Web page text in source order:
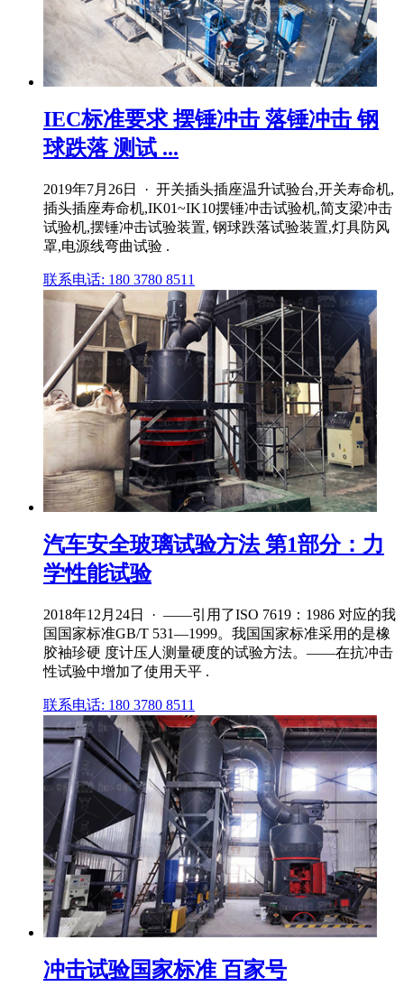
IEC标准要求 摆锤冲击 落锤冲击 钢
球跌落 测试 ...
2019年7月26日 · 开关插头插座温升试验台,开关寿命机,
插头插座寿命机,IK01~IK10摆锤冲击试验机,简支梁冲击
试验机,摆锤冲击试验装置, 钢球跌落试验装置,灯具防风
罩,电源线弯曲试验 .
联系电话: 180 3780 8511
汽车安全玻璃试验方法 第1部分：力
学性能试验
2018年12月24日 · ——引用了ISO 7619：1986 对应的我
国国家标准GB/T 531—1999。我国国家标准采用的是橡
胶袖珍硬 度计压人测量硬度的试验方法。——在抗冲击
性试验中增加了使用天平 .
联系电话: 180 3780 8511
冲击试验国家标准 百家号